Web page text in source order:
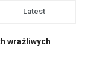
Latest
wrażliwych